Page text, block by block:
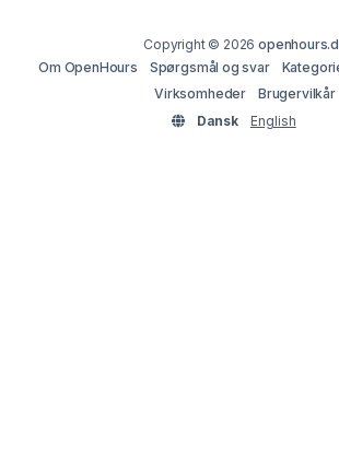
Copyright © 2026
Om OpenHours
Spørgsmål og svar
Virksomheder
Brugervilkår
Dansk
English